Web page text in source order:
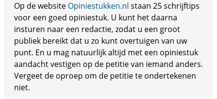
Op de website Opiniestukken.nl staan 25 schrijftips
voor een goed opiniestuk. U kunt het daarna
insturen naar een redactie, zodat u een groot
publiek bereikt dat u zo kunt overtuigen van uw
punt. En u mag natuurlijk altijd met een opiniestuk
aandacht vestigen op de petitie van iemand anders.
Vergeet de oproep om de petitie te ondertekenen
niet.